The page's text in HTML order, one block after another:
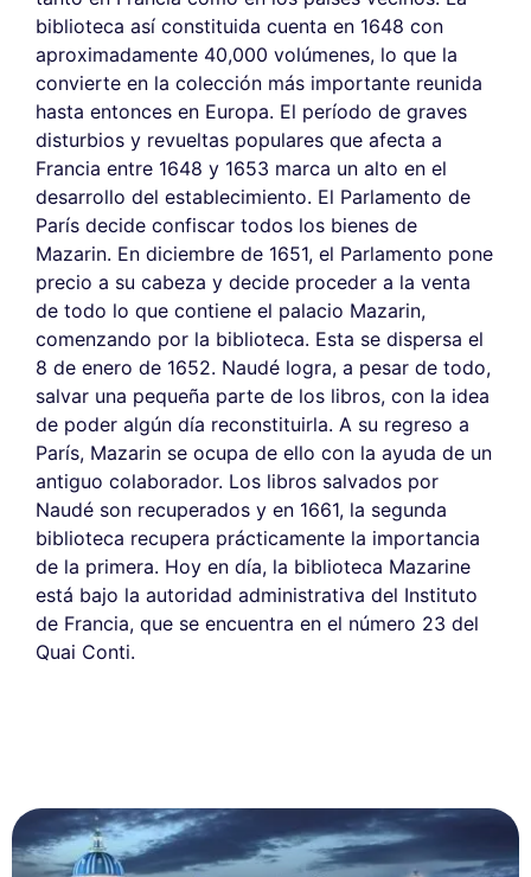
biblioteca así constituida cuenta en 1648 con
aproximadamente 40,000 volúmenes, lo que la
convierte en la colección más importante reunida
hasta entonces en Europa. El período de graves
disturbios y revueltas populares que afecta a
Francia entre 1648 y 1653 marca un alto en el
desarrollo del establecimiento. El Parlamento de
París decide confiscar todos los bienes de
Mazarin. En diciembre de 1651, el Parlamento pone
precio a su cabeza y decide proceder a la venta
de todo lo que contiene el palacio Mazarin,
comenzando por la biblioteca. Esta se dispersa el
8 de enero de 1652. Naudé logra, a pesar de todo,
salvar una pequeña parte de los libros, con la idea
de poder algún día reconstituirla. A su regreso a
París, Mazarin se ocupa de ello con la ayuda de un
antiguo colaborador. Los libros salvados por
Naudé son recuperados y en 1661, la segunda
biblioteca recupera prácticamente la importancia
de la primera. Hoy en día, la biblioteca Mazarine
está bajo la autoridad administrativa del Instituto
de Francia, que se encuentra en el número 23 del
Quai Conti.